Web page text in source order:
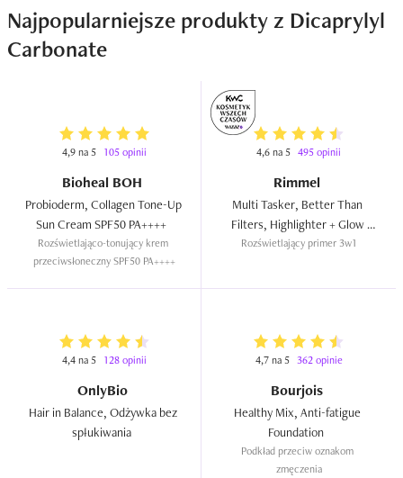
Najpopularniejsze produkty z Dicaprylyl
Carbonate
4,9 na 5 105 opinii
Bioheal BOH
Probioderm, Collagen Tone-Up
Rozświetlająco-tonujący krem
przeciwsłoneczny SPF50 PA++++
4,6 na 5 495 opinii
Rimmel
Multi Tasker, Better Than
Filters, Highlighter + Glow
Rozświetlający primer 3w1
4,4 na 5 128 opinii
OnlyBio
Hair in Balance, Odżywka bez
4,7 na 5 362 opinie
Bourjois
Healthy Mix, Anti-fatigue
Podkład przeciw oznakom
zmęczenia